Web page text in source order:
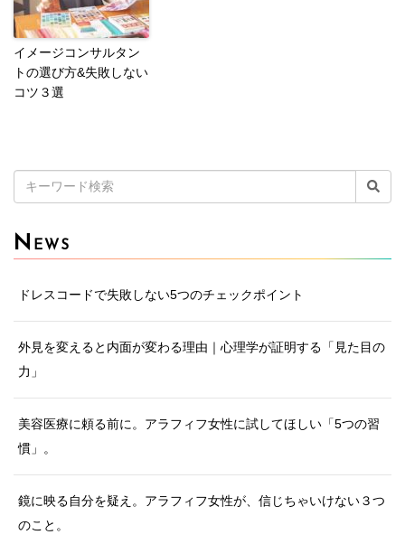
イメージコンサルタン
トの選び方&失敗しない
コツ３選
索:
N EWS
ドレスコードで失敗しない5つのチェックポイント
外見を変えると内面が変わる理由｜心理学が証明する「見た目の
力」
美容医療に頼る前に。アラフィフ女性に試してほしい「5つの習
慣」。
鏡に映る自分を疑え。アラフィフ女性が、信じちゃいけない３つ
のこと。